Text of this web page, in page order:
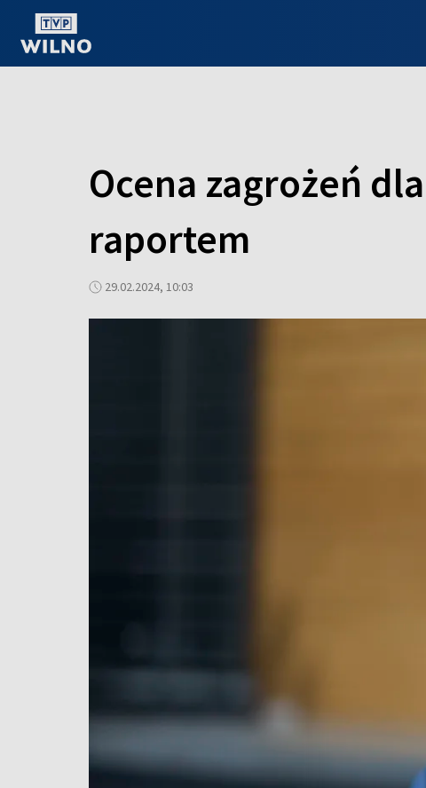
Ocena zagrożeń
raportem
29.02.2024, 10:03